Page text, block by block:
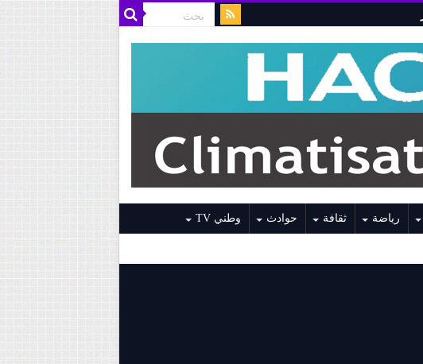
رياضة ثقافة حوادث وطني TV